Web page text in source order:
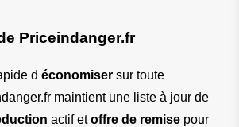
Priceindanger.fr
d économiser sur toute
maintient une liste à jour de
actif et offre de remise pour